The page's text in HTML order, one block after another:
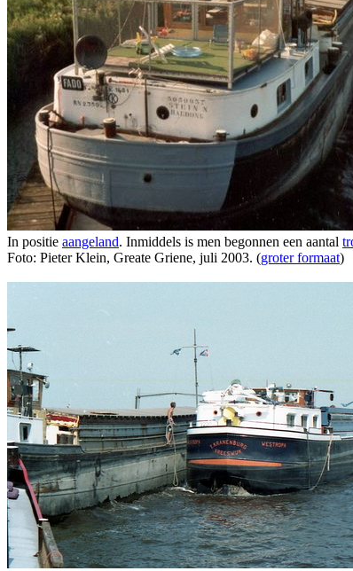
In positie aangeland. Inmiddels is men begonnen een aantal
Foto: Pieter Klein, Greate Griene, juli 2003. (groter formaat)